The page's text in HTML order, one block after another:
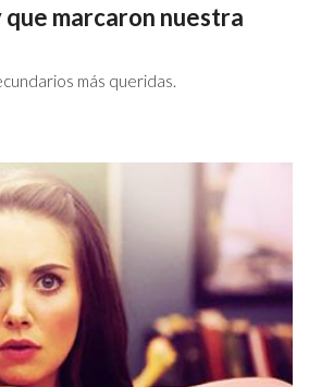
que marcaron nuestra
más queridas.